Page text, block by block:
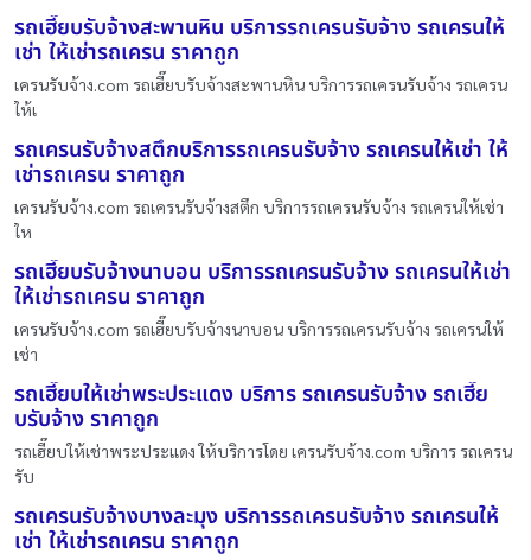
รถเฮี๊ยบรับจ้างสะพานหิน บริการรถเครนรับจ้าง รถเครนให้
เช่า ให้เช่ารถเครน ราคาถูก
เครนรับจ้าง.com รถเฮี๊ยบรับจ้างสะพานหิน บริการรถเครนรับจ้าง รถเครน
ให้เ
รถเครนรับจ้างสตึกบริการรถเครนรับจ้าง รถเครนให้เช่า ให้
เช่ารถเครน ราคาถูก
เครนรับจ้าง.com รถเครนรับจ้างสตึก บริการรถเครนรับจ้าง รถเครนให้เช่า
ให
รถเฮี๊ยบรับจ้างนาบอน บริการรถเครนรับจ้าง รถเครนให้เช่า
ให้เช่ารถเครน ราคาถูก
เครนรับจ้าง.com รถเฮี๊ยบรับจ้างนาบอน บริการรถเครนรับจ้าง รถเครนให้
เช่า
รถเฮี๊ยบให้เช่าพระประแดง บริการ รถเครนรับจ้าง รถเฮี๊ย
บรับจ้าง ราคาถูก
รถเฮี๊ยบให้เช่าพระประแดง ให้บริการโดย เครนรับจ้าง.com บริการ รถเครน
รับ
รถเครนรับจ้างบางละมุง บริการรถเครนรับจ้าง รถเครนให้
เช่า ให้เช่ารถเครน ราคาถูก